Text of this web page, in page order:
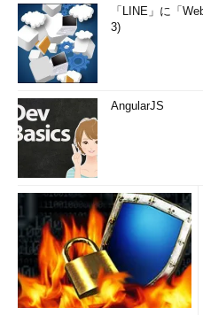
「LINE」に「
3)
AngularJS